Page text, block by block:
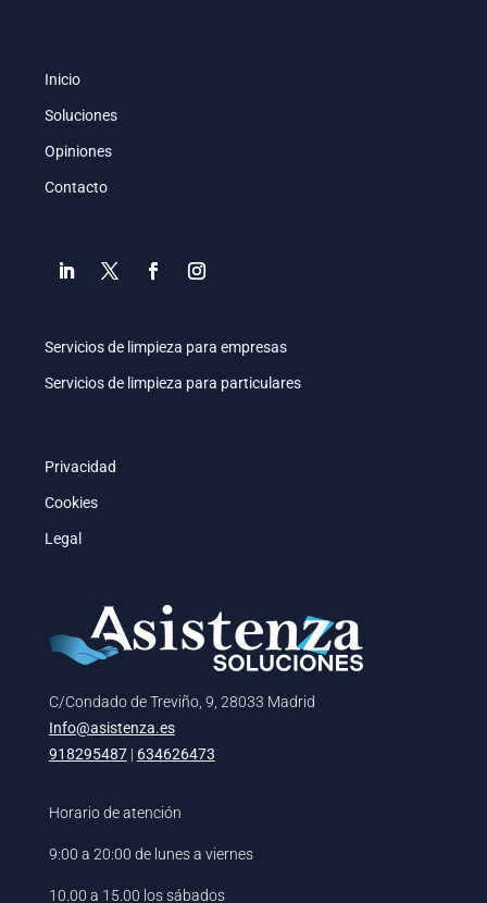
Inicio
Soluciones
Opiniones
Contacto
Servicios de limpieza para empresas
Servicios de limpieza para particulares
Privacidad
Cookies
Legal
C/Condado de Treviño, 9, 28033 Madrid
Info@asistenza.es
918295487| 634626473
Horario de atención
9:00 a 20:00 de lunes a viernes
10.00 a 15.00 los sábados